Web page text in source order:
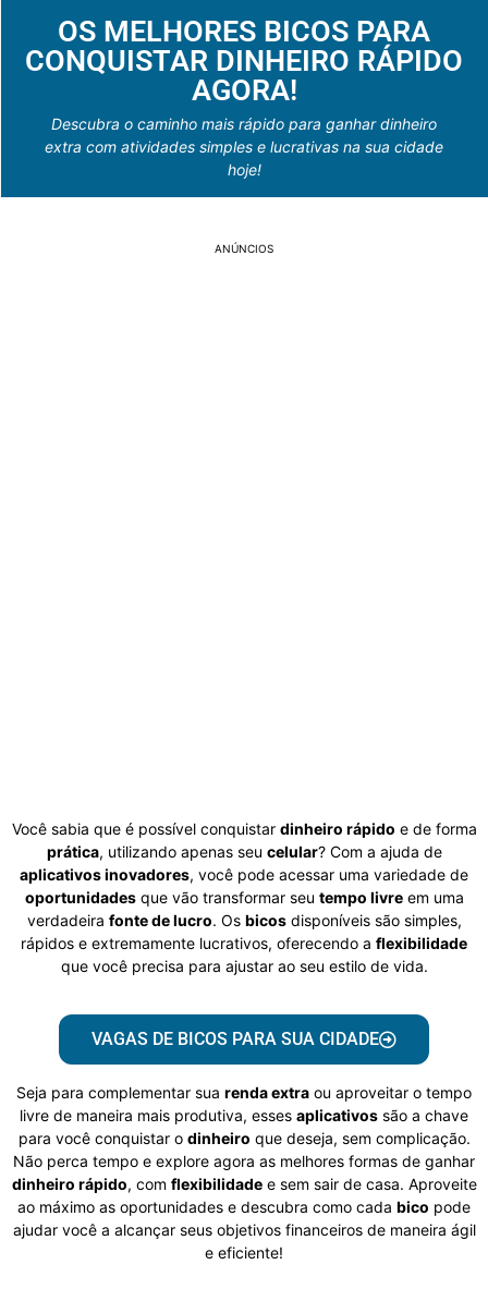
OS MELHORES BICOS PARA
CONQUISTAR DINHEIRO RÁPIDO
AGORA!
Descubra o caminho mais rápido para ganhar dinheiro
extra com atividades simples e lucrativas na sua cidade
hoje!
ANÚNCIOS
Você sabia que é possível conquistar dinheiro rápido e de forma
prática, utilizando apenas seu celular? Com a ajuda de
aplicativos inovadores, você pode acessar uma variedade de
oportunidadesque vão transformar seu tempo livreem uma
verdadeira fonte de lucro. Os bicosdisponíveis são simples,
rápidos e extremamente lucrativos, oferecendo a flexibilidade
que você precisa para ajustar ao seu estilo de vida.
VAGAS DE BICOS PARA SUA CIDADE
Seja para complementar sua renda extra ou aproveitar o tempo
livre de maneira mais produtiva, esses aplicativos são a chave
para você conquistar o dinheiro que deseja, sem complicação.
Não perca tempo e explore agora as melhores formas de ganhar
dinheiro rápido, com flexibilidadee sem sair de casa. Aproveite
ao máximo as oportunidades e descubra como cada bico pode
ajudar você a alcançar seus objetivos financeiros de maneira ágil
e eficiente!